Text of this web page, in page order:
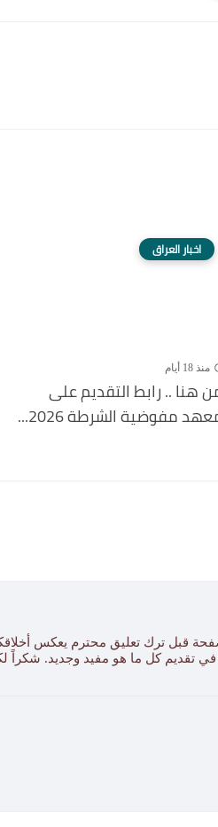
اخبار العراق
منذ 18 أيام
هنا .. رابط التقديم على
مفوضية الشرطة 2026...
قبل ترك تعليق محترم يعكس
في تقديم كل ما هو مفيد وجديد.